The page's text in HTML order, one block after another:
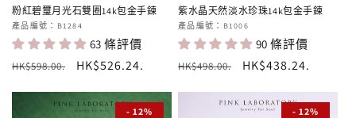
粉紅碧璽月光石雙圈14k包金手鍊
廠
商：
產品編號：B1284
63 條評價
定
HK$598.00.
售
HK$526.24.
紫水晶天然淡水珍珠14k包金手鍊
廠
商：
產品編號：B1006
90 條評價
定
HK$498.00.
售
HK$438.24.
- 12% - 12%